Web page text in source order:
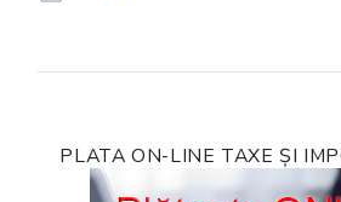
PLATA ON-LINE TAXE ȘI